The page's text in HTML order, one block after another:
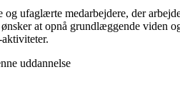
ufaglærte medarbejdere, der
at opnå grundlæggende viden
uddannelse